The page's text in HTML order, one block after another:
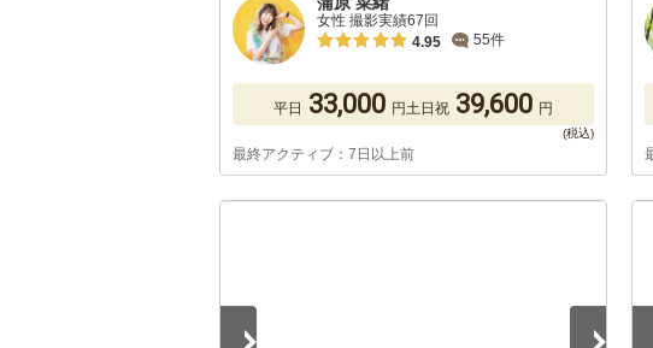
女性 撮影実績67回
4.95
55件
平日 33,000 円土日祝 39,600 円
最終アクティブ：7日以上前